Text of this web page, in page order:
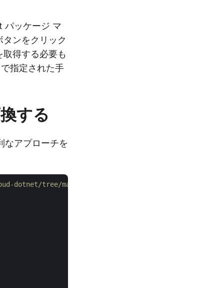
パッケージ マ
ンをクリック
得する必要も
で指定された手
する
なアプローチを
tree/master/Examples を参照してください。